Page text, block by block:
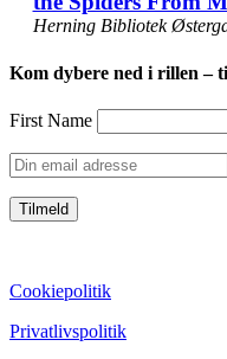
Herning Bibliotek
Kom dybere ned i rillen –
First Name
Cookiepolitik
Privatlivspolitik